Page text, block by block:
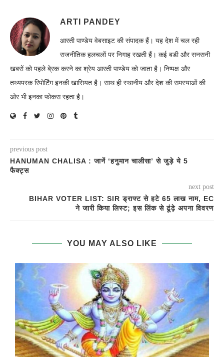
ARTI PANDEY
आरती पाण्डेय वेबसाइट की संपादक हैं। यह देश में चल रही
राजनीतिक हलचलों पर निगाह रखती हैं। कई बडी और सनसनी
खबरों को पहले बे्रक करने का श्रेय आरती पाण्डेय को जाता है। निष्पक्ष और
तथ्यपरक रिपोर्टिंग इनकी खासियत है। साथ ही स्थानीय और देश की समस्याओं की
ओर भी इनका फोकस रहता है।
previous post
HANUMAN CHALISA : जानें ‘हनुमान चालीसा’ से जुड़े ये 5
फैक्ट्स
next post
BIHAR VOTER LIST: SIR ड्राफ्ट से हटे 65 लाख नाम, EC
ने जारी किया लिस्ट; इस लिंक से ढूंढ़े अपना विवरण
YOU MAY ALSO LIKE